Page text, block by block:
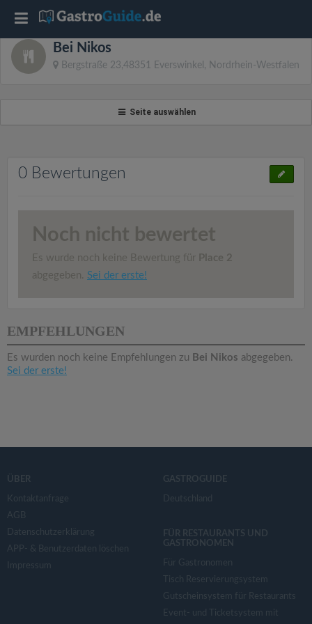
Bei Nikos
Bergstraße 23,48351 Everswinkel, Nordrhein-Westfalen
Seite auswählen
0 Bewertungen
Noch nicht bewertet
Es wurde noch keine Bewertung für Place 2
abgegeben. Sei der erste!
EMPFEHLUNGEN
Es wurden noch keine Empfehlungen zu Bei Nikos abgegeben.
Sei der erste!
ÜBER
Kontaktanfrage
AGB
Datenschutzerklärung
APP- & Benutzerdaten löschen
Impressum
GASTROGUIDE
Deutschland
FÜR RESTAURANTS UND
GASTRONOMEN
Für Gastronomen
Tisch Reservierungsystem
Gutscheinsystem für Restaurants
Event- und Ticketsystem mit
T
o
i
o
n